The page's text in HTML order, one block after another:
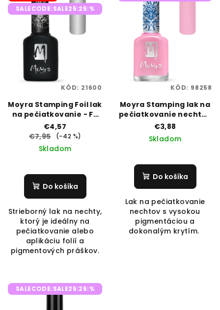
SALECODE:SALE25:25:%
Moyra Stamping Foil lak
na pečiatkovanie - FP
03 silver
€4,57
€7,95
(–42 %)
Skladom
Do košíka
Strieborný lak na nechty,
ktorý je ideálny na
pečiatkovanie alebo
aplikáciu folií a
pigmentových práškov.
KÓD: 21600
Moyra Stamping lak na
pečiatkovanie nechtov
19
€3,88
Skladom
Do košíka
Lak na pečiatkovanie
nechtov s vysokou
pigmentáciou a
dokonalým krytím.
KÓD: 98258
SALECODE:SALE25:25:%